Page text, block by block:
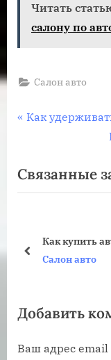
Читать
салону по
Салон авто
записям
П
д
ы
щ
з
п
Как
Связанные
Как купить
Салон авто
пред
Добавить
Ваш адрес email